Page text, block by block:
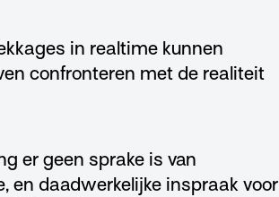
in realtime kunnen
confronteren met de realiteit
er geen sprake is van
en daadwerkelijke inspraak voor